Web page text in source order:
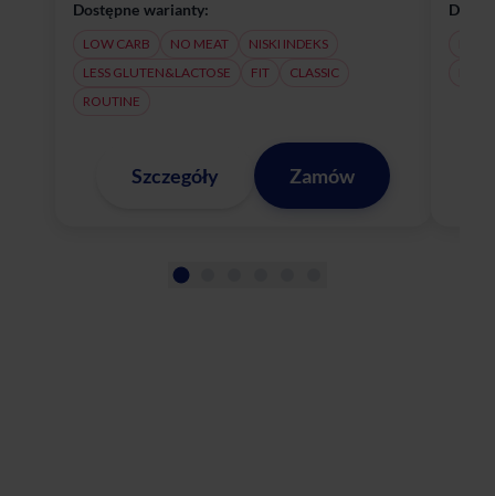
Dostępne warianty:
LOW CARB NO MEAT
NISKI INDEKS
LESS GLUTEN&LACTOSE
FIT
CLASSIC
ROUTINE
Szczegóły Zamów